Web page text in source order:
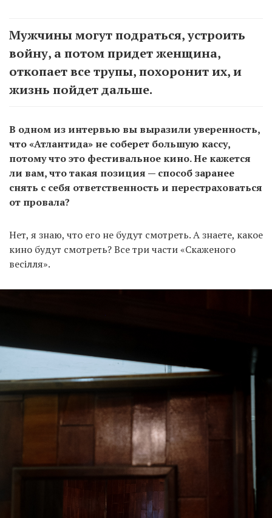
Мужчины могут подраться, устроить
войну, а потом придет женщина,
откопает все трупы, похоронит их, и
жизнь пойдет дальше.
В одном из интервью вы выразили уверенность,
что «Атлантида» не соберет большую кассу,
потому что это фестивальное кино. Не кажется
ли вам, что такая позиция — способ заранее
снять с себя ответственность и перестраховаться
от провала?
Нет, я знаю, что его не будут смотреть. А знаете, какое
кино будут смотреть? Все три части «Скаженого
весілля».